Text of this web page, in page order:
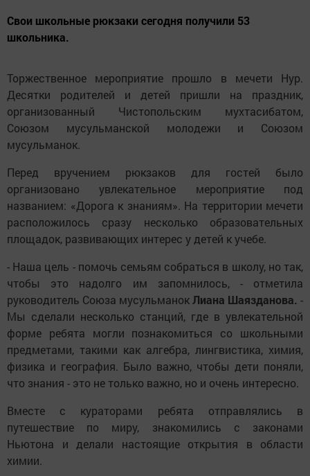
Свои школьные рюкзаки сегодня получили 53
школьника.
Торжественное мероприятие прошло в мечети Нур.
Десятки родителей и детей пришли на праздник,
организованный Чистопольским мухтасибатом,
Союзом мусульманской молодежи и Союзом
мусульманок.
Перед вручением рюкзаков для гостей было
организовано увлекательное мероприятие под
названием: «Дорога к знаниям». На территории мечети
расположилось сразу несколько образовательных
площадок, развивающих интерес у детей к учебе.
- Наша цель - помочь семьям собраться в школу, но так,
чтобы это надолго им запомнилось, - отметила
руководитель Союза мусульманокЛиана Шаязданова. -
Мы сделали несколько станций, где в увлекательной
форме ребята могли познакомиться со школьными
предметами, такими как алгебра, лингвистика, химия,
физика и география. Было важно, чтобы дети поняли,
что знания - это не только важно, но и очень интересно.
Вместе с кураторами ребята отправлялись в
путешествие по миру, знакомились с законами
Ньютона и делали настоящие открытия в области
химии.